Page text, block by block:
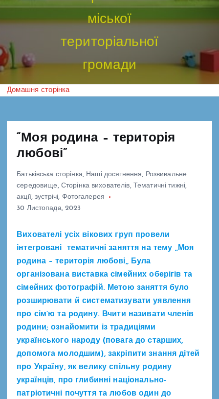
міської
територіальної
громади
Домашня сторінка
“Моя родина – територія
любові”
Батьківська сторінка, Наші досягнення, Розвивальне
середовище, Сторінка вихователів, Тематичні тижні,
акції, зустрічі, Фотогалерея
30 Листопада, 2023
Вихователі усіх вікових груп провели
інтегровані тематичні заняття на тему ,,Моя
родина – територія любові,, Була
організована виставка сімейних оберігів та
сімейних фотографій. Метою заняття було
розширювати й систематизувати уявлення
про сім’ю та родину. Вчити називати членів
родини; ознайомити із традиціями
українського народу (повага до старших,
допомога молодшим), закріпити знання дітей
про Україну, як велику спільну родину
українців, про глибинні національно-
патріотичні почуття та любов один до